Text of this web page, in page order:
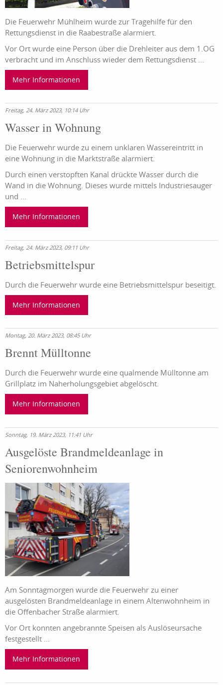
Die Feuerwehr Mühlheim wurde zur Tragehilfe für den
Rettungsdienst in die Raabestraße alarmiert.
Vor Ort wurde eine Person über die Drehleiter aus dem 1.OG
verbracht und im Anschluss wieder dem Rettungsdienst ...
Mehr Informationen
Freitag, 24. März 2023, 10:14 Uhr
Wasser in Wohnung
Die Feuerwehr wurde zu einem unklaren Wassereintritt in
eine Wohnung in die Marktstraße alarmiert.
Durch einen verstopften Kanal drückte Wasser durch die
Wand in die Wohnung. Dieses wurde mittels Industriesauger
und ...
Mehr Informationen
Freitag, 24. März 2023, 09:11 Uhr
Betriebsmittelspur
Durch die Feuerwehr wurde eine Betriebsmittelspur beseitigt.
Mehr Informationen
Montag, 20. März 2023, 08:45 Uhr
Brennt Mülltonne
Durch die Feuerwehr wurde eine qualmende Mülltonne am
Grillplatz im Naherholungsgebiet abgelöscht.
Mehr Informationen
Sonntag, 19. März 2023, 11:41 Uhr
Ausgelöste Brandmeldeanlage in
Seniorenwohnheim
Am Sonntagmorgen wurde die Feuerwehr zu einer
ausgelösten Brandmeldeanlage in einem Altenwohnheim in
die Offenbacher Straße alarmiert.
Vor Ort konnten angebrannte Speisen als Auslöseursache
festgestellt ...
Mehr Informationen